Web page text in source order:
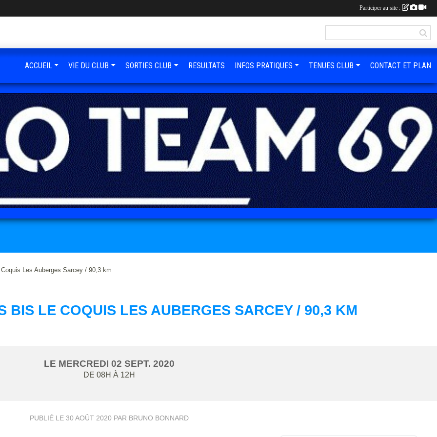
Les Auberges Sarcey / 90,3 km
BIS LE COQUIS LES AUBERGES SARCEY / 90,3 KM
LE MERCREDI 02 SEPT. 2020
DE 08H À 12H
PUBLIÉ LE 30 AOÛT 2020 PAR BRUNO BONNARD
ACCUEIL VIE DU CLUB SORTIES CLUB RESULTATS INFOS PRATIQUES TENUES CLUB CONTACT ET PLAN
Participer au site :